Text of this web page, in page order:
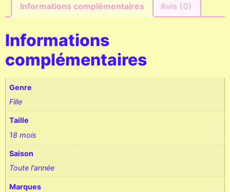
Informations complémentaires Avis (0)
Informations
complémentaires
Genre
Fille
Taille
18 mois
Saison
Toute l'année
Marques